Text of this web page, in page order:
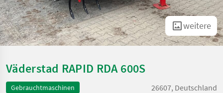
weitere
Väderstad RAPID RDA 600S
Gebrauchtmaschinen 26607, Deutschland